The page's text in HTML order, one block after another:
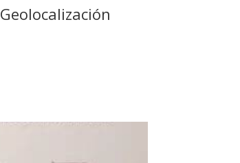
Geolocalización